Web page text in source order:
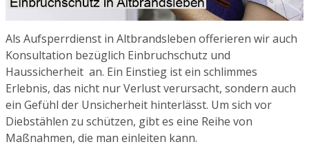
Als Aufsperrdienst in Altbrandsleben offerieren wir auch
Konsultation bezüglich Einbruchschutz und
Haussicherheit an. Ein Einstieg ist ein schlimmes
Erlebnis, das nicht nur Verlust verursacht, sondern auch
ein Gefühl der Unsicherheit hinterlässt. Um sich vor
Diebstählen zu schützen, gibt es eine Reihe von
Maßnahmen, die man einleiten kann.